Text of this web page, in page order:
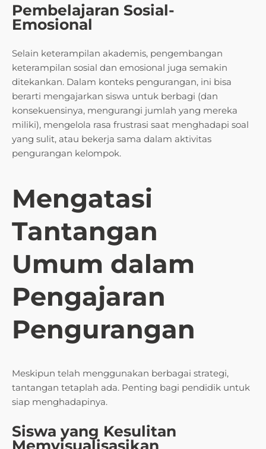
Pembelajaran Sosial-
Emosional
Selain keterampilan akademis, pengembangan
keterampilan sosial dan emosional juga semakin
ditekankan. Dalam konteks pengurangan, ini bisa
berarti mengajarkan siswa untuk berbagi (dan
konsekuensinya, mengurangi jumlah yang mereka
miliki), mengelola rasa frustrasi saat menghadapi soal
yang sulit, atau bekerja sama dalam aktivitas
pengurangan kelompok.
Mengatasi
Tantangan
Umum dalam
Pengajaran
Pengurangan
Meskipun telah menggunakan berbagai strategi,
tantangan tetaplah ada. Penting bagi pendidik untuk
siap menghadapinya.
Siswa yang Kesulitan